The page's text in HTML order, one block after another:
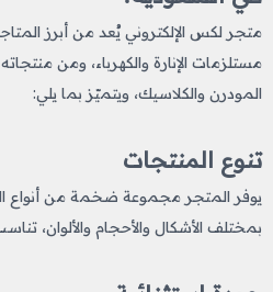
متجر لكس الإلكتروني يُعد من أبرز
مستلزمات الإنارة والكهرباء، ومن
المودرن والكلاسيك، ويتميّز بما يلي:
تنوع المنتجات
يوفر المتجر مجموعة ضخمة من أنواع
بمختلف الأشكال والأحجام والألوان،